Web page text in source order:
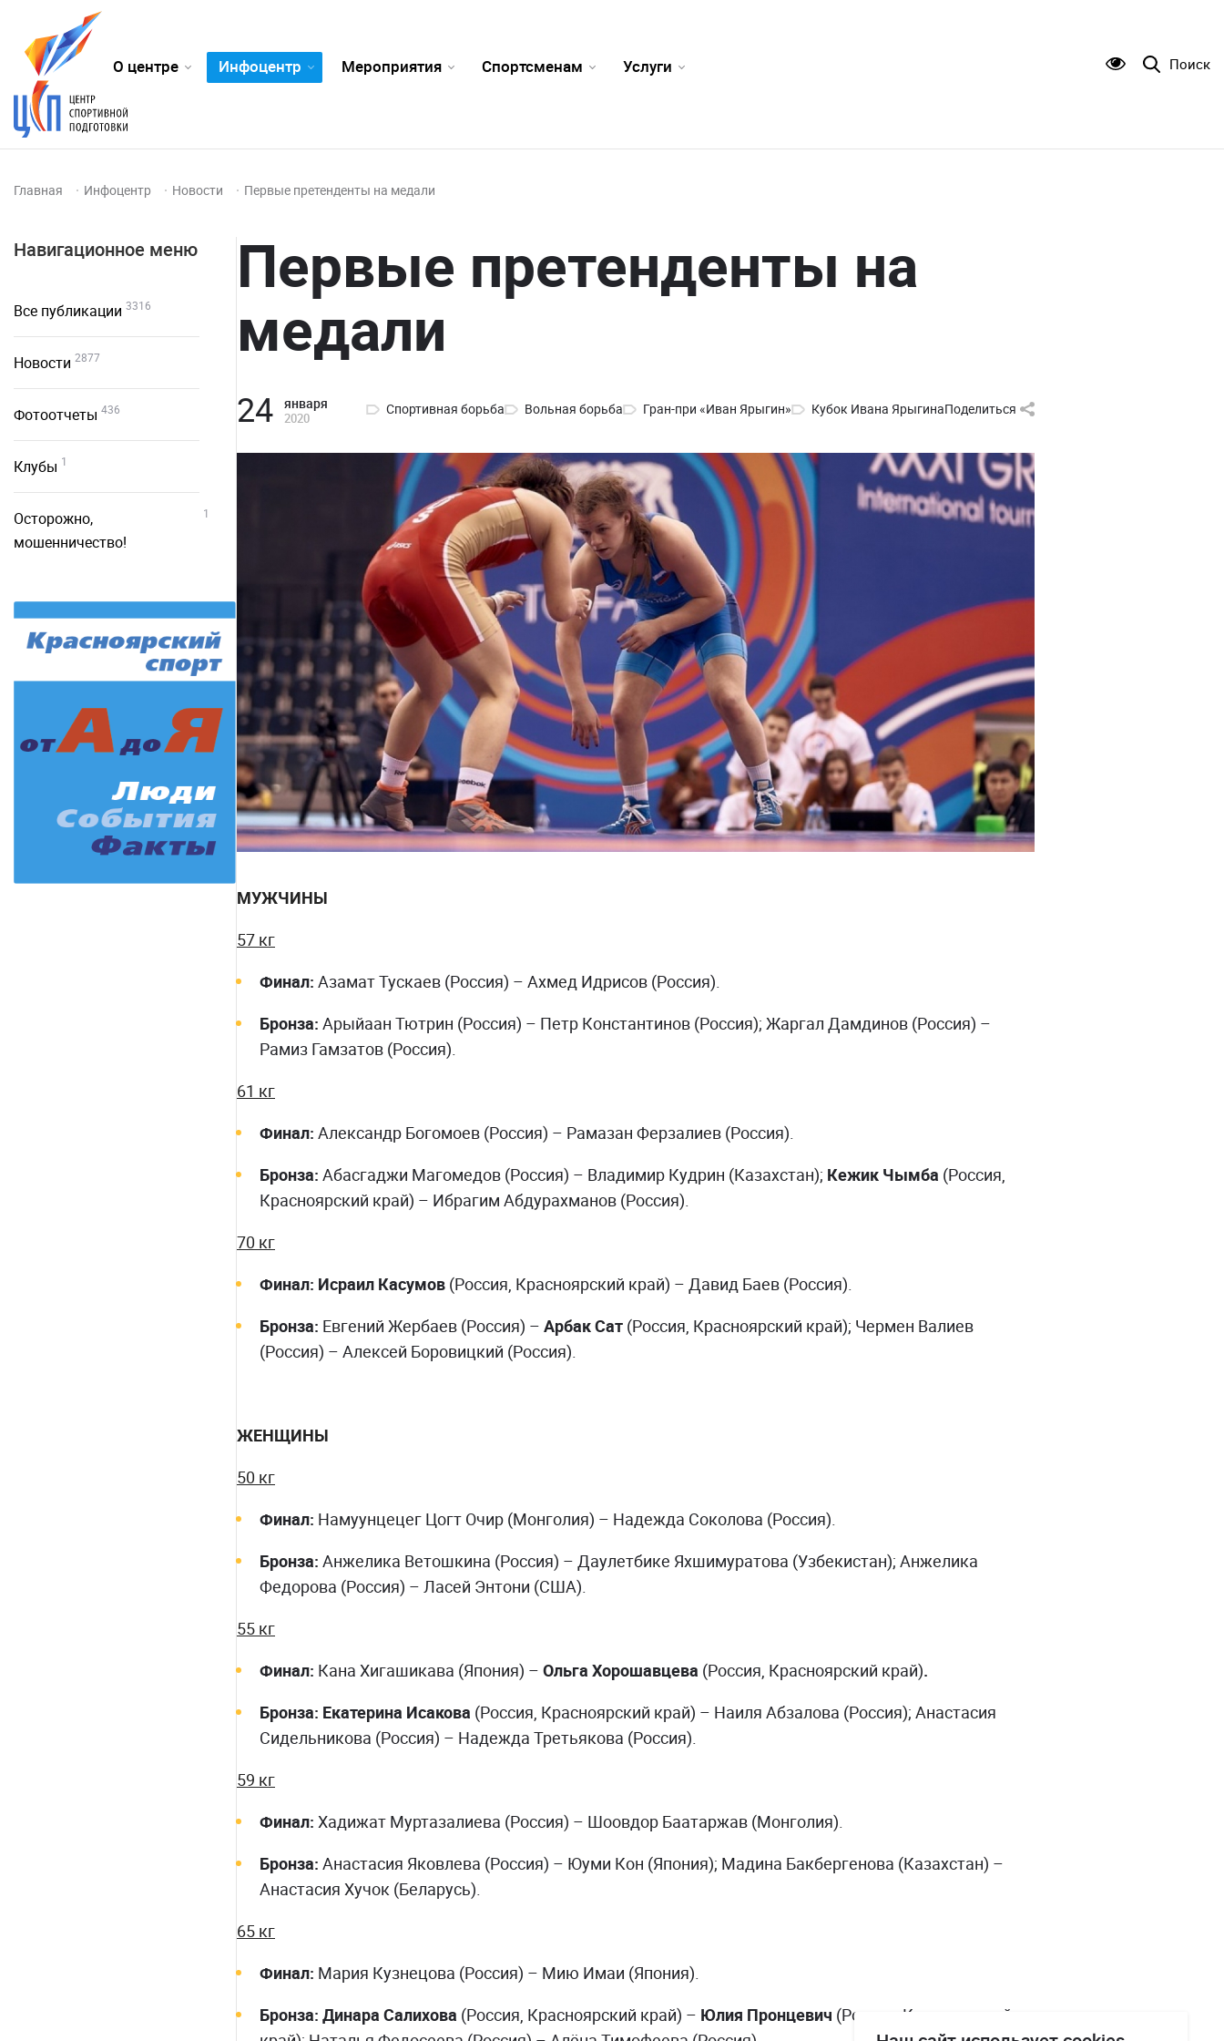
О центре Инфоцентр Мероприятия Спортсменам Услуги Поиск
Главная Инфоцентр Новости Первые претенденты на медали
Навигационное меню
Все публикации 3316
Новости 2877
Фотоотчеты 436
Клубы 1
Осторожно,
мошенничество!
1
Первые претенденты на
медали
24 января
2020
Спортивная борьба Вольная борьба Гран-при «Иван Ярыгин» Кубок Ивана ЯрыгинаПоделиться
МУЖЧИНЫ
57 кг
Финал: Азамат Тускаев (Россия) – Ахмед Идрисов (Россия).
Бронза: Арыйаан Тютрин (Россия) – Петр Константинов (Россия); Жаргал Дамдинов (Россия) –
Рамиз Гамзатов (Россия).
61 кг
Финал: Александр Богомоев (Россия) – Рамазан Ферзалиев (Россия).
Бронза: Абасгаджи Магомедов (Россия) – Владимир Кудрин (Казахстан); Кежик Чымба (Россия,
Красноярский край) – Ибрагим Абдурахманов (Россия).
70 кг
Финал: Исраил Касумов (Россия, Красноярский край) – Давид Баев (Россия).
Бронза: Евгений Жербаев (Россия) – Арбак Сат (Россия, Красноярский край); Чермен Валиев
(Россия) – Алексей Боровицкий (Россия).
ЖЕНЩИНЫ
50 кг
Финал: Намуунцецег Цогт Очир (Монголия) – Надежда Соколова (Россия).
Бронза: Анжелика Ветошкина (Россия) – Даулетбике Яхшимуратова (Узбекистан); Анжелика
Федорова (Россия) – Ласей Энтони (США).
55 кг
Финал: Кана Хигашикава (Япония) – Ольга Хорошавцева (Россия, Красноярский край).
Бронза: Екатерина Исакова (Россия, Красноярский край) – Наиля Абзалова (Россия); Анастасия
Сидельникова (Россия) – Надежда Третьякова (Россия).
59 кг
Финал: Хадижат Муртазалиева (Россия) – Шоовдор Баатаржав (Монголия).
Бронза: Анастасия Яковлева (Россия) – Юуми Кон (Япония); Мадина Бакбергенова (Казахстан) –
Анастасия Хучок (Беларусь).
65 кг
Финал: Мария Кузнецова (Россия) – Мию Имаи (Япония).
Бронза: Динара Салихова (Россия, Красноярский край) – Юлия Пронцевич (Россия, Красноярский